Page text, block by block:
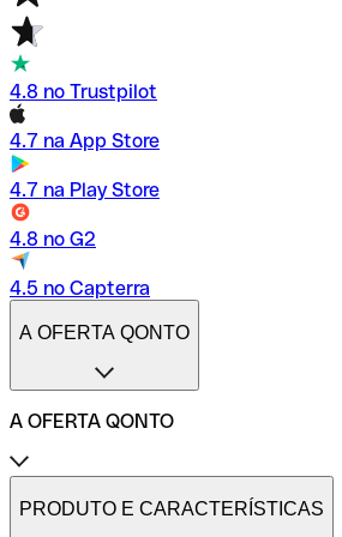
4.8 no Trustpilot
4.7 na App Store
4.7 na Play Store
4.8 no G2
4.5 no Capterra
A OFERTA QONTO
A OFERTA QONTO
Tarifas
Conta profissional online
PRODUTO E CARACTERÍSTICAS